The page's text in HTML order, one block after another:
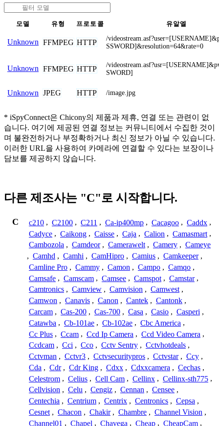
모델 유형 프로토콜 유알엘
Unknown FFMPEG HTTP
/
SSWORD]&resolution=64&rate=0
Unknown FFMPEG HTTP
/
SWORD]
Unknown JPEG HTTP /image.jpg
* iSpyConnect은 Chicony의 제품과 제휴, 연결 또는 관련이 없
습니다. 여기에 제공된 연결 정보는 커뮤니티에서 수집한 것이
며 불완전하거나 부정확하거나 최신 정보가 아닐 수 있습니다.
이러한 URL을 사용하여 카메라에 연결할 수 있다는 보장이나
담보를 제공하지 않습니다.
다른 제조사는 "C"로 시작합니다.
C c210 , C2100 , C211 , Ca-ip400mp , Cacagoo , Caddx ,
Cadyce , Caikong , Caisse , Caja , Calion , Camasmart ,
Cambozola , Camdeor , Camerawelt , Camery , Cameye
, Camhd , Camhi , CamHipro , Camius , Camkeeper ,
Camline Pro , Cammy , Camon , Campo , Camqo ,
Camsafe , Camscam , Camsee , Camspot , Camstar ,
Camtronics , Camview , Camvision , Camwest ,
Camwon , Canavis , Canon , Cantek , Cantonk ,
Carcam , Cas-200 , Cas-700 , Casa , Casio , Casperi ,
Catawba , Cb-101ae , Cb-102ae , Cbc America ,
Cc Plus , Ccam , Ccd Ip Camera , Ccd Video Camera ,
Ccdcam , Cci , Cco , Cctv Sentry , Cctvhotdeals ,
Cctvman , Cctvr3 , Cctvsecuritypros , Cctvstar , Ccy ,
Cda , Cdr , Cdr King , Cdxx , Cdxxcamera , Cechas ,
Celestrom , Celius , Cell Cam , Cellinx , Cellinx-sth775 ,
Cellvision , Celu , Cengiz , Cennan , Censee ,
Centechia , Centrium , Centrix , Centronics , Cepsa ,
Cesnet , Chacon , Chakir , Chambre , Channel Vision ,
Channel01 , Chapel , Chavega , Cheap , CheapCam ,